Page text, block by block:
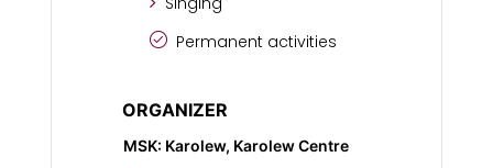
Permanent activities
ORGANIZER
MSK: Karolew, Karolew Centre